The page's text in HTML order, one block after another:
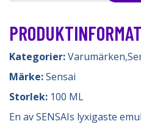
Kategorier:Varumärken,
Märke:Sensai
Storlek: 100 ML
En av SENSAIs lyxigaste